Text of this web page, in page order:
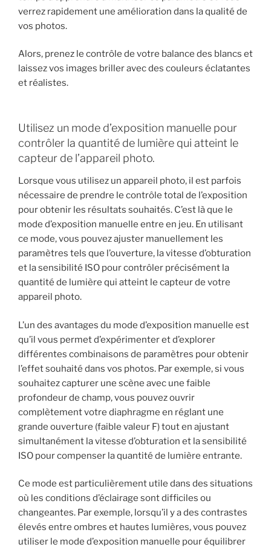
verrez rapidement une amélioration dans la qualité de
vos photos.
Alors, prenez le contrôle de votre balance des blancs et
laissez vos images briller avec des couleurs éclatantes
et réalistes.
Utilisez un mode d’exposition manuelle pour
contrôler la quantité de lumière qui atteint le
capteur de l’appareil photo.
Lorsque vous utilisez un appareil photo, il est parfois
nécessaire de prendre le contrôle total de l’exposition
pour obtenir les résultats souhaités. C’est là que le
mode d’exposition manuelle entre en jeu. En utilisant
ce mode, vous pouvez ajuster manuellement les
paramètres tels que l’ouverture, la vitesse d’obturation
et la sensibilité ISO pour contrôler précisément la
quantité de lumière qui atteint le capteur de votre
appareil photo.
L’un des avantages du mode d’exposition manuelle est
qu’il vous permet d’expérimenter et d’explorer
différentes combinaisons de paramètres pour obtenir
l’effet souhaité dans vos photos. Par exemple, si vous
souhaitez capturer une scène avec une faible
profondeur de champ, vous pouvez ouvrir
complètement votre diaphragme en réglant une
grande ouverture (faible valeur F) tout en ajustant
simultanément la vitesse d’obturation et la sensibilité
ISO pour compenser la quantité de lumière entrante.
Ce mode est particulièrement utile dans des situations
où les conditions d’éclairage sont difficiles ou
changeantes. Par exemple, lorsqu’il y a des contrastes
élevés entre ombres et hautes lumières, vous pouvez
utiliser le mode d’exposition manuelle pour équilibrer